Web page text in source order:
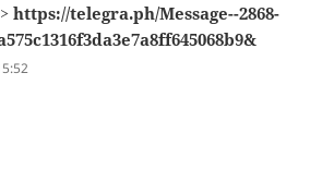
https://telegra.ph/Message--2868-